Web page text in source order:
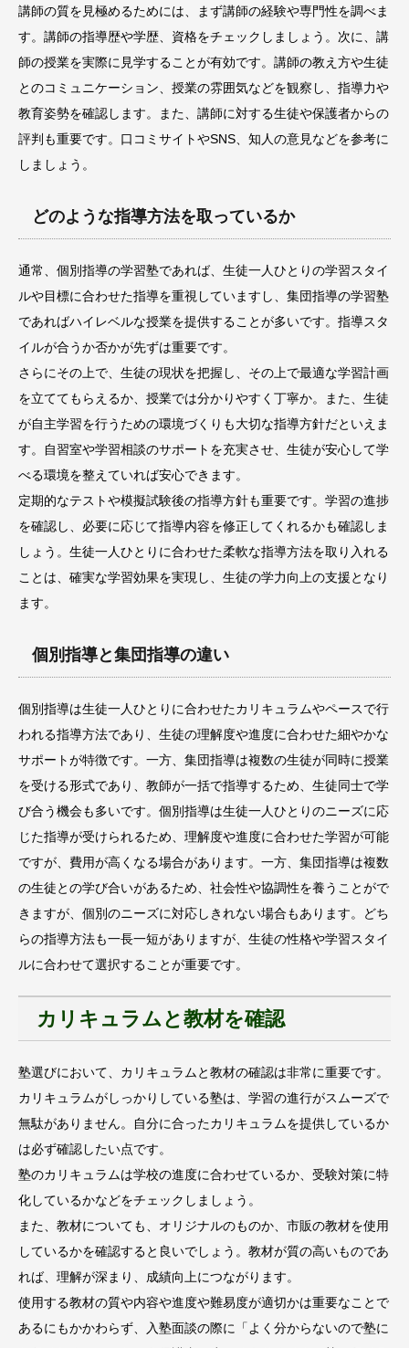
講師の質を見極めるためには、まず講師の経験や専門性を調べま
す。講師の指導歴や学歴、資格をチェックしましょう。次に、講
師の授業を実際に見学することが有効です。講師の教え方や生徒
とのコミュニケーション、授業の雰囲気などを観察し、指導力や
教育姿勢を確認します。また、講師に対する生徒や保護者からの
評判も重要です。口コミサイトやSNS、知人の意見などを参考に
しましょう。
どのような指導方法を取っているか
通常、個別指導の学習塾であれば、生徒一人ひとりの学習スタイ
ルや目標に合わせた指導を重視していますし、集団指導の学習塾
であればハイレベルな授業を提供することが多いです。指導スタ
イルが合うか否かが先ずは重要です。
さらにその上で、生徒の現状を把握し、その上で最適な学習計画
を立ててもらえるか、授業では分かりやすく丁寧か。また、生徒
が自主学習を行うための環境づくりも大切な指導方針だといえま
す。自習室や学習相談のサポートを充実させ、生徒が安心して学
べる環境を整えていれば安心できます。
定期的なテストや模擬試験後の指導方針も重要です。学習の進捗
を確認し、必要に応じて指導内容を修正してくれるかも確認しま
しょう。生徒一人ひとりに合わせた柔軟な指導方法を取り入れる
ことは、確実な学習効果を実現し、生徒の学力向上の支援となり
ます。
個別指導と集団指導の違い
個別指導は生徒一人ひとりに合わせたカリキュラムやペースで行
われる指導方法であり、生徒の理解度や進度に合わせた細やかな
サポートが特徴です。一方、集団指導は複数の生徒が同時に授業
を受ける形式であり、教師が一括で指導するため、生徒同士で学
び合う機会も多いです。個別指導は生徒一人ひとりのニーズに応
じた指導が受けられるため、理解度や進度に合わせた学習が可能
ですが、費用が高くなる場合があります。一方、集団指導は複数
の生徒との学び合いがあるため、社会性や協調性を養うことがで
きますが、個別のニーズに対応しきれない場合もあります。どち
らの指導方法も一長一短がありますが、生徒の性格や学習スタイ
ルに合わせて選択することが重要です。
カリキュラムと教材を確認
塾選びにおいて、カリキュラムと教材の確認は非常に重要です。
カリキュラムがしっかりしている塾は、学習の進行がスムーズで
無駄がありません。自分に合ったカリキュラムを提供しているか
は必ず確認したい点です。
塾のカリキュラムは学校の進度に合わせているか、受験対策に特
化しているかなどをチェックしましょう。
また、教材についても、オリジナルのものか、市販の教材を使用
しているかを確認すると良いでしょう。教材が質の高いものであ
れば、理解が深まり、成績向上につながります。
使用する教材の質や内容や進度や難易度が適切かは重要なことで
あるにもかかわらず、入塾面談の際に「よく分からないので塾に